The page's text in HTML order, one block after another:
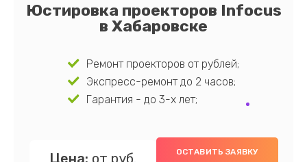
Юстировка проекторов Infocus
в Хабаровске
Ремонт проекторов от рублей;
Экспресс-ремонт до 2 часов;
Гарантия - до 3-х лет;
Цена: от руб. ОСТАВИТЬ ЗАЯВКУ